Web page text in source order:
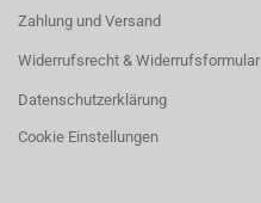
Zahlung und Versand
Widerrufsrecht & Widerrufsformular
Datenschutzerklärung
Cookie Einstellungen